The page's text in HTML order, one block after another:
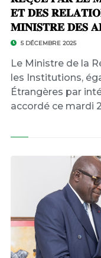
𝐄𝐓 𝐃𝐄𝐒
𝐌𝐈𝐍𝐈𝐒𝐓𝐑𝐄 𝐃𝐄𝐒
5 DÉCEMBRE 2025
Le Ministre de la
les Institutions,
Étrangères par
accordé ce mardi